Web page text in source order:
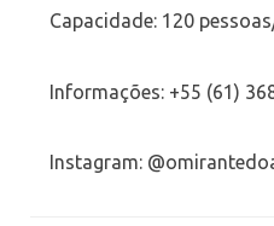
Capacidade: 120
Informações: +55 (61)
Instagram: